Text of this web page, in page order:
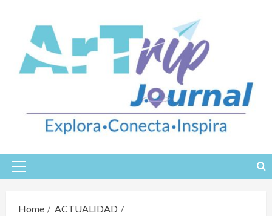
content
Primary
Home
ACTUALIDAD